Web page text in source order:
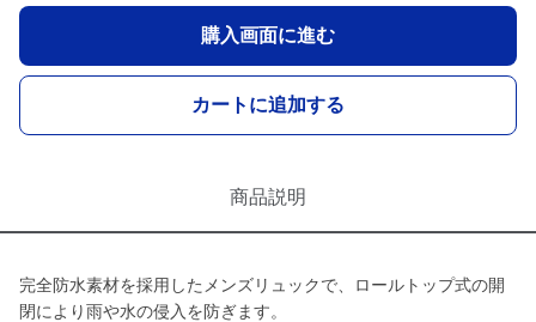
購入画面に進む
カートに追加する
商品説明
完全防水素材を採用したメンズリュックで、ロールトップ式の開
閉により雨や水の侵入を防ぎます。